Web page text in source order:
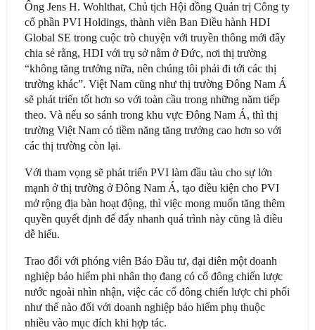
Ông Jens H. Wohlthat, Chủ tịch Hội đồng Quản trị Công ty
cổ phần PVI Holdings, thành viên Ban Điều hành HDI
Global SE trong cuộc trò chuyện với truyền thông mới đây
chia sẻ rằng, HDI với trụ sở nằm ở Đức, nơi thị trường
“không tăng trưởng nữa, nên chúng tôi phải đi tới các thị
trường khác”. Việt Nam cũng như thị trường Đông Nam Á
sẽ phát triển tốt hơn so với toàn cầu trong những năm tiếp
theo. Và nếu so sánh trong khu vực Đông Nam Á, thì thị
trường Việt Nam có tiềm năng tăng trưởng cao hơn so với
các thị trường còn lại.
Với tham vọng sẽ phát triển PVI làm đầu tàu cho sự lớn
mạnh ở thị trường ở Đông Nam Á, tạo điều kiện cho PVI
mở rộng địa bàn hoạt động, thì việc mong muốn tăng thêm
quyền quyết định để đẩy nhanh quá trình này cũng là điều
dễ hiểu.
Trao đổi với phóng viên Báo Đầu tư, đại diên một doanh
nghiệp bảo hiểm phi nhân thọ đang có cổ đông chiến lược
nước ngoài nhìn nhận, việc các cổ đông chiến lược chi phối
như thế nào đối với doanh nghiệp bảo hiểm phụ thuộc
nhiều vào mục đích khi hợp tác.